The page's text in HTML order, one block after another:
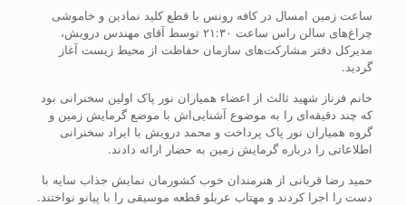
ساعت زمین امسال در کافه رونس با قطع کلید نمادین و خاموشی
چراغ‌های سالن راس ساعت ۲۱:۳۰ توسط آقای مهندس درویش،
مدیرکل دفتر مشارکت‌های سازمان حفاظت از محیط زیست آغاز
گردید.
خانم فرناز شهید ثالث از اعضاء همیاران نور پاک اولین سخنرانی بود
که چند دقیقه‌ای را به موضوع آشنایی‌اش‌ با موضع گرمایش زمین و
گروه همیاران نور پاک پرداخت و محمد درویش با ایراد سخنرانی
اطلاعاتی را درباره گرمایش زمین به حضار ارائه دادند.
حمید رضا قربانی از هنرمندان خوب کشورمان نمایش جذاب سایه با
دست را اجرا کردند و مهتاب عربلو قطعه موسیقی را با پیانو نواختند.